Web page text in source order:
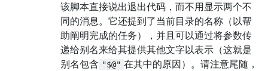
该脚本直接说出退出代码，而不用显示两个不
同的消息。它还提到了当前目录的名称（以帮
助阐明完成的任务），并且可以通过将参数传
递给别名来给其提供其他文字以表示（这就是
别名包含 "$@" 在其中的原因）。请注意尾随，